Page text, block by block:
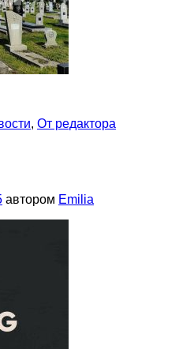
, От редактора
автором Emilia